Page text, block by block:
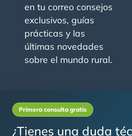
en tu correo consejos
exclusivos, guías
prácticas y las
últimas novedades
sobre el mundo rural.
Primera consulta gratis
¿Tienes una duda